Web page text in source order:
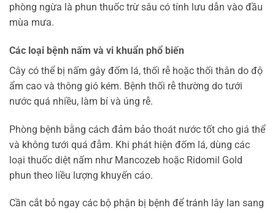
phòng ngừa là phun thuốc trừ sâu có tính lưu dẫn vào đầu
mùa mưa.
Các loại bệnh nấm và vi khuẩn phổ biến
Cây có thể bị nấm gây đốm lá, thối rễ hoặc thối thân do độ
ẩm cao và thông gió kém. Bệnh thối rễ thường do tưới
nước quá nhiều, làm bí và úng rễ.
Phòng bệnh bằng cách đảm bảo thoát nước tốt cho giá thể
và không tưới quá đẫm. Khi phát hiện đốm lá, dùng các
loại thuốc diệt nấm như Mancozeb hoặc Ridomil Gold
phun theo liều lượng khuyến cáo.
Cần cắt bỏ ngay các bộ phận bị bệnh để tránh lây lan sang